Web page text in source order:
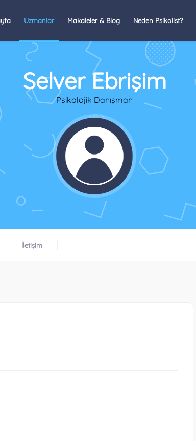
Uzmanlar Makaleler & Blog Neden Psikolist?
Selver Ebrişim
Psikolojik Danışman
İletişim